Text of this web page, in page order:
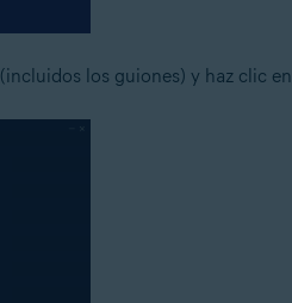
(incluidos los guiones) y haz clic en